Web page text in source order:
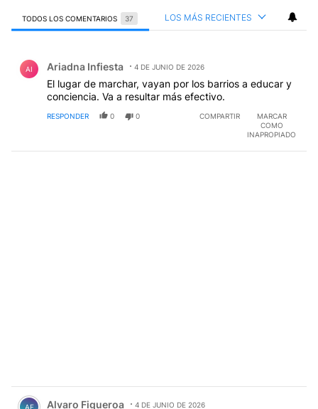
TODOS LOS COMENTARIOS 37 LOS MÁS RECIENTES
AI Ariadna Infiesta 4 DE JUNIO DE 2026
El lugar de marchar, vayan por los barrios a educar y
conciencia. Va a resultar más efectivo.
RESPONDER 0 0 COMPARTIR
MARCAR
COMO
INAPROPIADO
Comentario de Alvaro Figueroa.
AF Alvaro Figueroa 4 DE JUNIO DE 2026